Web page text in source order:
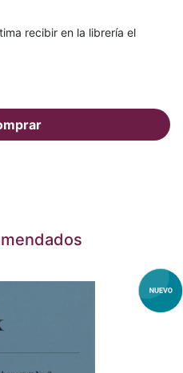
recibir en la librería el